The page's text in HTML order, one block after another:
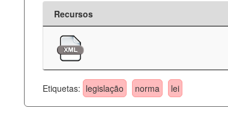
Recursos
Etiquetas: legislação norma lei